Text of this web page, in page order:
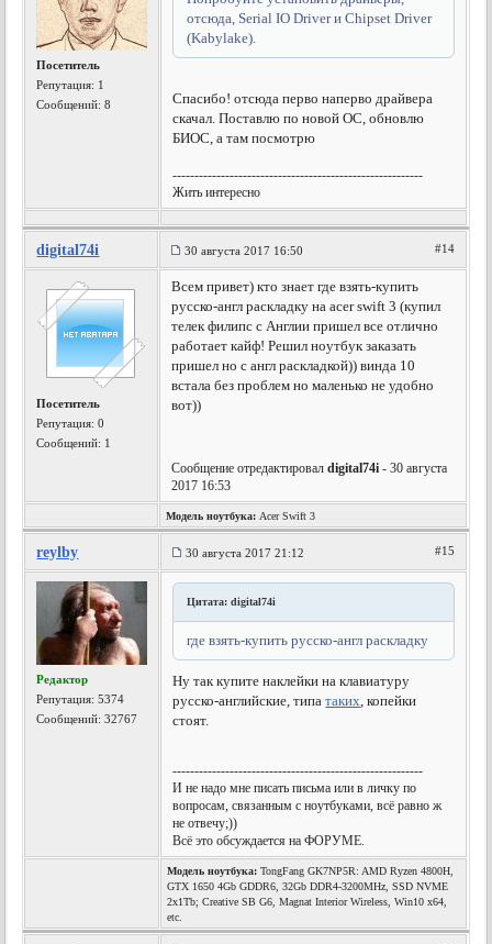
Посетитель
Репутация: 1
Сообщений: 8
отсюда, Serial IO Driver и Chipset Driver
(Kabylake).
Спасибо! отсюда перво наперво драйвера
скачал. Поставлю по новой ОС, обновлю
БИОС, а там посмотрю
---------------------------------------------------------
Жить интересно
digital74i 30 августа 2017 16:50 #14
Посетитель
Репутация:0
Сообщений: 1
Всем привет) кто знает где взять-купить
русско-англ раскладку на acer swift 3 (купил
телек филипс с Англии пришел все отлично
работает кайф! Решил ноутбук заказать
пришел но с англ раскладкой)) винда 10
встала без проблем но маленько не удобно
вот))
Сообщение отредактировалdigital74i - 30 августа
2017 16:53
Модель ноутбука: Acer Swift 3
reylby 30 августа 2017 21:12 #15
Редактор
Репутация:5374
Сообщений: 32767
Цитата: digital74i
где взять-купить русско-англ раскладку
Ну так купите наклейки на клавиатуру
русско-английские, типатаких, копейки
стоят.
---------------------------------------------------------
И не надо мне писать письма или в личку по
вопросам, связанным с ноутбуками, всё равно ж
не отвечу;))
Всё это обсуждается на ФОРУМЕ.
Модель ноутбука: TongFang GK7NP5R: AMD Ryzen 4800H,
GTX 1650 4Gb GDDR6, 32Gb DDR4-3200MHz, SSD NVME
2x1Tb; Creative SB G6, Magnat Interior Wireless, Win10 x64,
etc.